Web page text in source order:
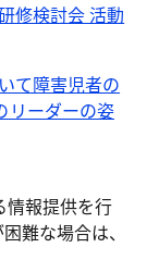
修検討会 活動
て障害児者の
リーダーの姿
情報提供を行
難な場合は、